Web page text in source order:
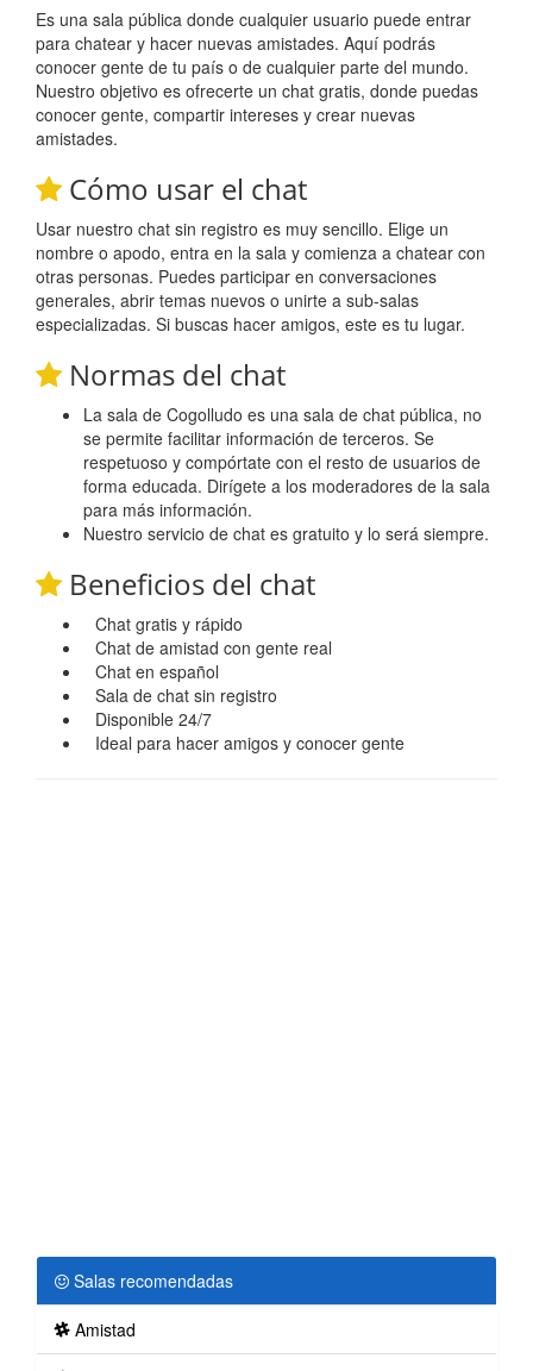
Es una sala pública donde cualquier usuario puede entrar
para chatear y hacer nuevas amistades. Aquí podrás
conocer gente de tu país o de cualquier parte del mundo.
Nuestro objetivo es ofrecerte un chat gratis, donde puedas
conocer gente, compartir intereses y crear nuevas
amistades.
Cómo usar el chat
Usar nuestro chat sin registro es muy sencillo. Elige un
nombre o apodo, entra en la sala y comienza a chatear con
otras personas. Puedes participar en conversaciones
generales, abrir temas nuevos o unirte a sub-salas
especializadas. Si buscas hacer amigos, este es tu lugar.
Normas del chat
La sala de Cogolludo es una sala de chat pública, no
se permite facilitar información de terceros. Se
respetuoso y compórtate con el resto de usuarios de
forma educada. Dirígete a los moderadores de la sala
para más información.
Nuestro servicio de chat es gratuito y lo será siempre.
Beneficios del chat
Chat gratis y rápido
Chat de amistad con gente real
Chat en español
Sala de chat sin registro
Disponible 24/7
Ideal para hacer amigos y conocer gente
Salas recomendadas
Amistad